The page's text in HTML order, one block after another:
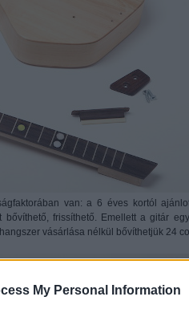
My Personal Information
van: a 6 éves kortól
frissíthető. Emellett a gitár
vásárlása nélkül bővíthetjük 24